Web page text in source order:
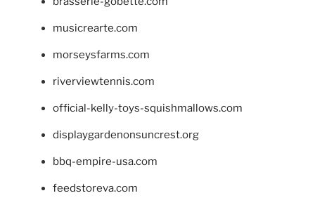
musicrearte.com
morseysfarms.com
riverviewtennis.com
official-kelly-toys-squishmallows.com
displaygardenonsuncrest.org
bbq-empire-usa.com
feedstoreva.com